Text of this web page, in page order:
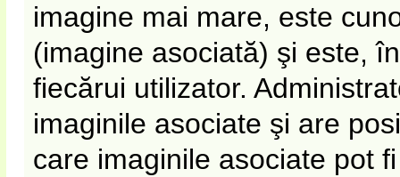
imagine mai mare, este
(imagine asociată) şi este,
fiecărui utilizator.
imaginile asociate şi are
care imaginile asociate pot